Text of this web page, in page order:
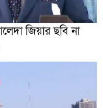
জিয়ার ছবি না